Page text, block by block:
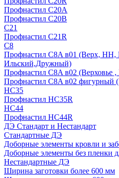
Профнастил С20А
Профнастил С20В
C21
Профнастил С21R
C8
Профнастил С8A в01 (Верх, НН,
Ильский,Дружный)
Профнастил С8A в02 (Верховье ,
Профнастил С8A в02 фигурный
HС35
Профнастил HC35R
НС44
Профнастил НС44R
ДЭ Стандарт и Нестандарт
Стандартные ДЭ
Доборные элементы кровли и
Доборные элементы без пленки
Нестандартные ДЭ
Ширина заготовки более 600 мм